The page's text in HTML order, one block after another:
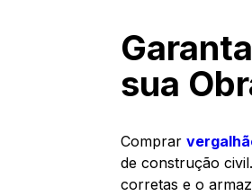
sua
Comprar
de construção
corretas e o